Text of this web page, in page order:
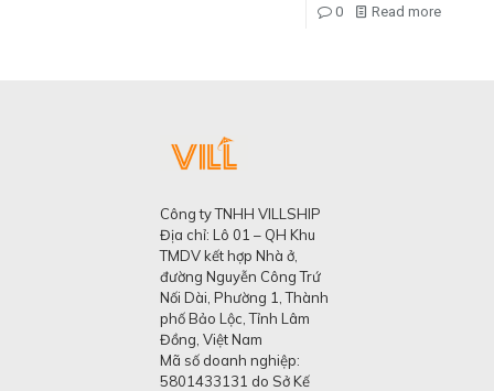
0 Read more
Công ty TNHH VILLSHIP
Địa chỉ: Lô 01 – QH Khu
TMDV kết hợp Nhà ở,
đường Nguyễn Công Trứ
Nối Dài, Phường 1, Thành
phố Bảo Lộc, Tỉnh Lâm
Đồng, Việt Nam
Mã số doanh nghiệp:
5801433131 do Sở Kế